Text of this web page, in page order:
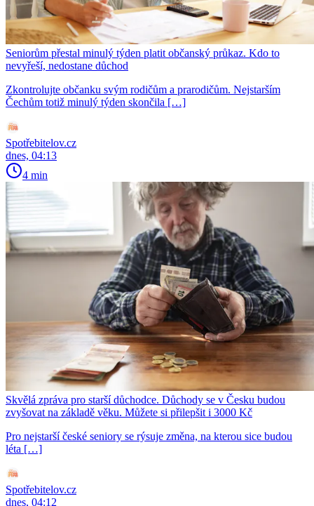
Seniorům přestal minulý týden platit občanský průkaz. Kdo to
nevyřeší, nedostane důchod
Zkontrolujte občanku svým rodičům a prarodičům. Nejstarším
Čechům totiž minulý týden skončila […]
Spotřebitelov.cz
dnes, 04:13
4 min
Skvělá zpráva pro starší důchodce. Důchody se v Česku budou
zvyšovat na základě věku. Můžete si přilepšit i 3000 Kč
Pro nejstarší české seniory se rýsuje změna, na kterou sice budou
léta […]
Spotřebitelov.cz
dnes, 04:12